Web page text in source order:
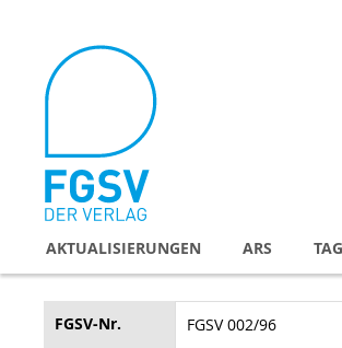
Inhalt
AKTUALISIERUNGEN ARS
FGSV-Nr. FGSV 002/96